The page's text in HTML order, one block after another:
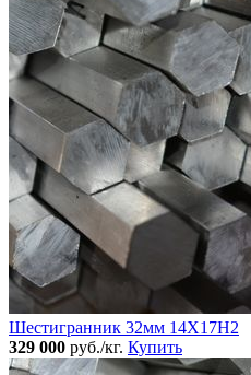
Шестигранник 32мм 14Х17Н2
329 000 руб./кг. Купить